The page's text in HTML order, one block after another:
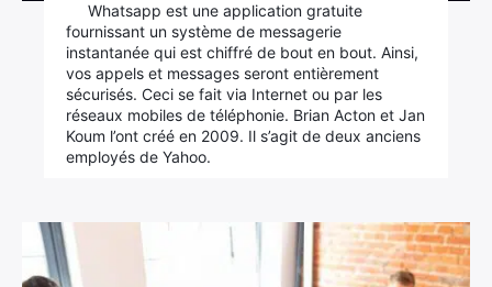
Whatsapp est une application gratuite
fournissant un système de messagerie
instantanée qui est chiffré de bout en bout. Ainsi,
vos appels et messages seront entièrement
sécurisés. Ceci se fait via Internet ou par les
réseaux mobiles de téléphonie. Brian Acton et Jan
Koum l’ont créé en 2009. Il s’agit de deux anciens
employés de Yahoo.